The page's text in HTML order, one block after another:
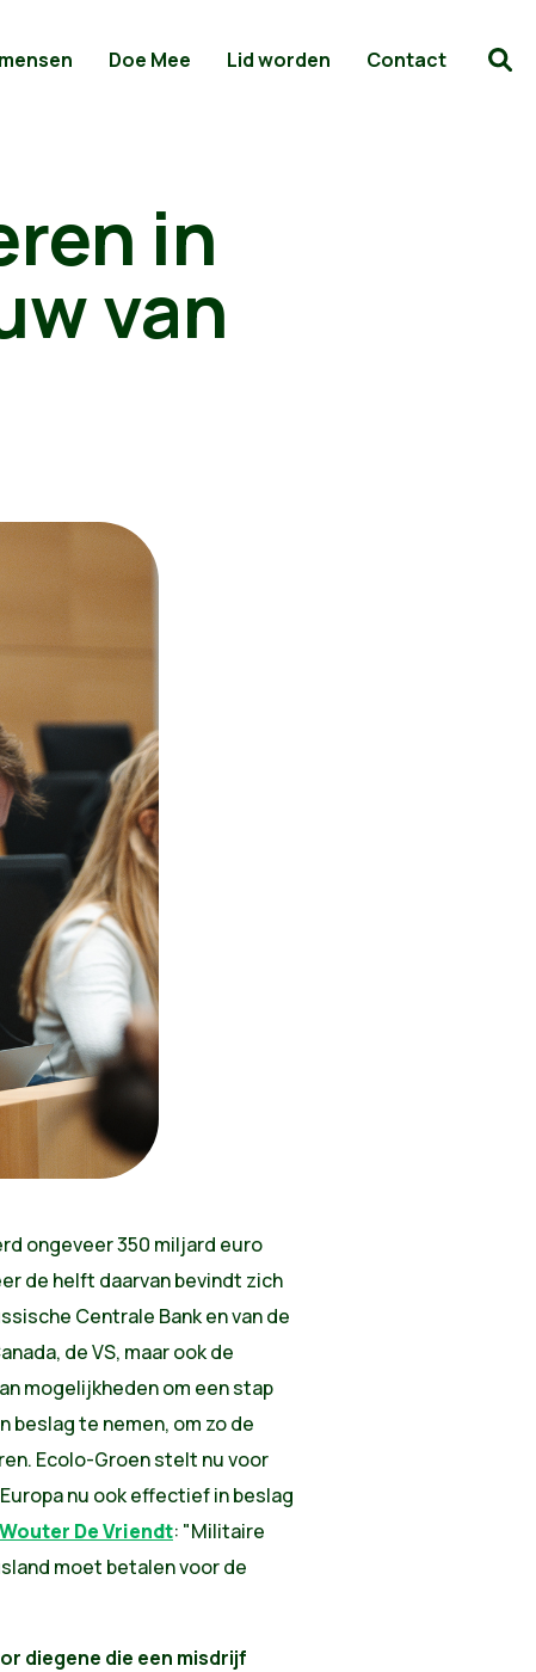
Doe Mee Lid worden Contact
in
van
ongeveer 350 miljard euro
de helft daarvan bevindt zich
Centrale Bank en van de
de VS, maar ook de
mogelijkheden om een stap
beslag te nemen, om zo de
Ecolo-Groen stelt nu voor
nu ook effectief in beslag
De Vriendt: "Militaire
moet betalen voor de
diegene die een misdrijf